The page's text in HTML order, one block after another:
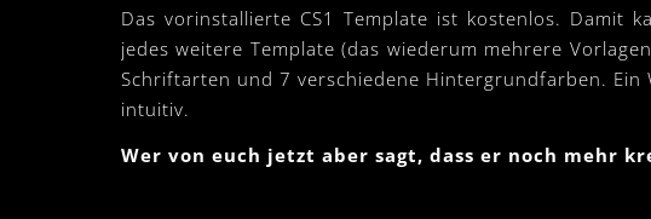
Das vorinstallierte CS1 Template ist kostenlos. Damit
jedes weitere Template (das wiederum mehrere
Schriftarten und 7 verschiedene Hintergrundfarben.
intuitiv.
Wer von euch jetzt aber sagt, dass er noch mehr